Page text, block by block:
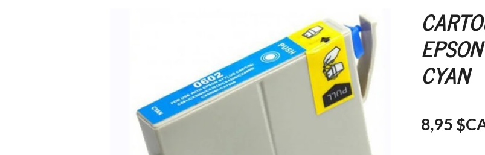
CYAN
8,95